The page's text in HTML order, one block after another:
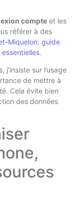
compte et les
référer à des
Miquelon: guide
.
j’insiste sur l’usage
de mettre à
Cela évite bien
des données